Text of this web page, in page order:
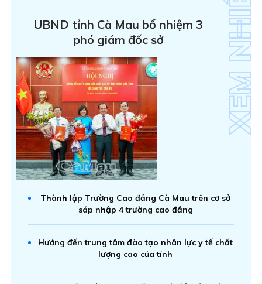
UBND tỉnh Cà Mau bổ nhiệm 3
phó giám đốc sở
Thành lập Trường Cao đẳng Cà Mau trên cơ sở
sáp nhập 4 trường cao đẳng
Hướng đến trung tâm đào tạo nhân lực y tế chất
lượng cao của tỉnh